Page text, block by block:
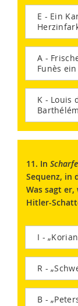
E - Ein
A -
Funès
K - Louis
11. In
Sequenz, in
Was sagt
Hitler-
I -
R -
B -